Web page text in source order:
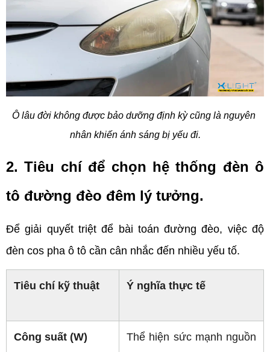
Ô lâu đời không được bảo dưỡng định kỳ cũng là nguyên
nhân khiến ánh sáng bị yếu đi.
2. Tiêu chí để chọn hệ thống đèn ô
tô đường đèo đêm lý tưởng.
Để giải quyết triệt để bài toán đường đèo, việc độ
đèn cos pha ô tô cần cân nhắc đến nhiều yếu tố.
Tiêu chí kỹ thuật Ý nghĩa thực tế
Công suất (W)
Thể hiện sức mạnh nguồn